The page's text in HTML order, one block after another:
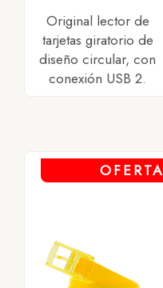
Original lector de
tarjetas giratorio de
diseño circular, con
conexión USB 2.
OFERTA